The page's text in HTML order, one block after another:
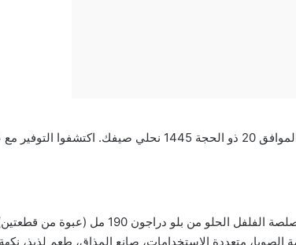
لدينا كذلك كاتشب الطماطم بنكهة التوابل العربية من
الصويا، متعددة الاستخدامات، صانع المذاق، طعم